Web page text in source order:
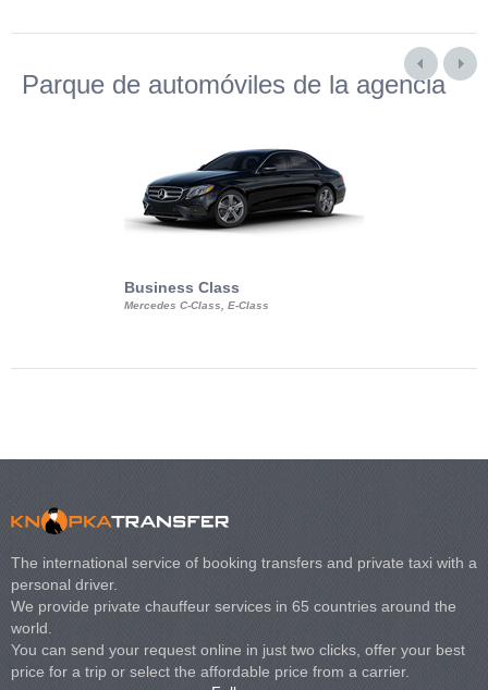
Parque de automóviles de la agencia
Business Class
Mercedes C-Class, E-Class
The international service of booking transfers and private taxi with a
personal driver.
We provide private chauffeur services in 65 countries around the
world.
You can send your request online in just two clicks, offer your best
price for a trip or select the affordable price from a carrier.